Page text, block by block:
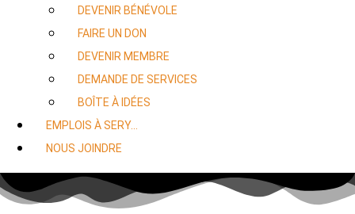
DEVENIR BÉNÉVOLE
FAIRE UN DON
DEVENIR MEMBRE
DEMANDE DE SERVICES
BOÎTE À IDÉES
EMPLOIS À SERY…
NOUS JOINDRE